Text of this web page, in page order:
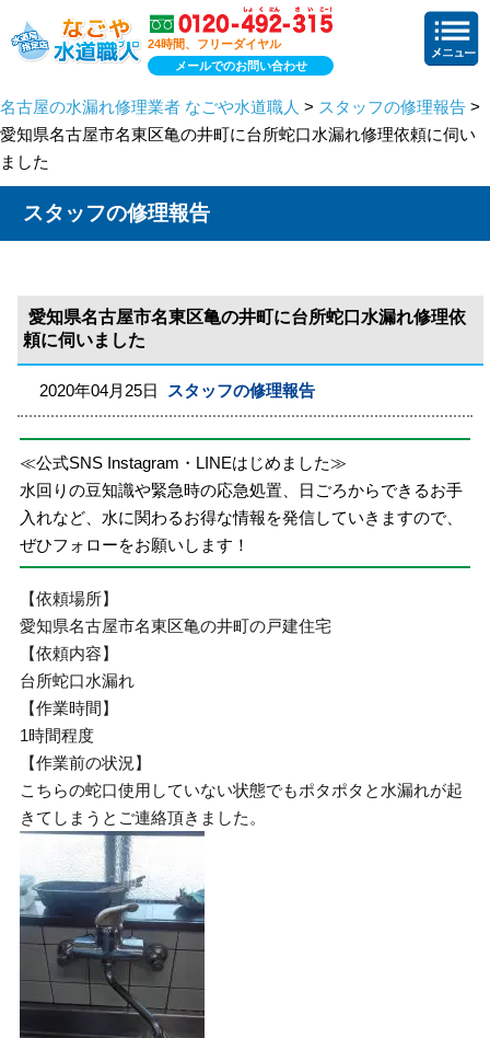
24時間、フリーダイヤル
メールでのお問い合わせ
名古屋の水漏れ修理業者 なごや水道職人 > スタッフの修理報告 >
愛知県名古屋市名東区亀の井町に台所蛇口水漏れ修理依頼に伺い
ました
スタッフの修理報告
愛知県名古屋市名東区亀の井町に台所蛇口水漏れ修理依
頼に伺いました
2020年04月25日 スタッフの修理報告
≪公式SNS Instagram・LINEはじめました≫
水回りの豆知識や緊急時の応急処置、日ごろからできるお手
入れなど、水に関わるお得な情報を発信していきますので、
ぜひフォローをお願いします！
【依頼場所】
愛知県名古屋市名東区亀の井町の戸建住宅
【依頼内容】
台所蛇口水漏れ
【作業時間】
1時間程度
【作業前の状況】
こちらの蛇口使用していない状態でもポタポタと水漏れが起
きてしまうとご連絡頂きました。